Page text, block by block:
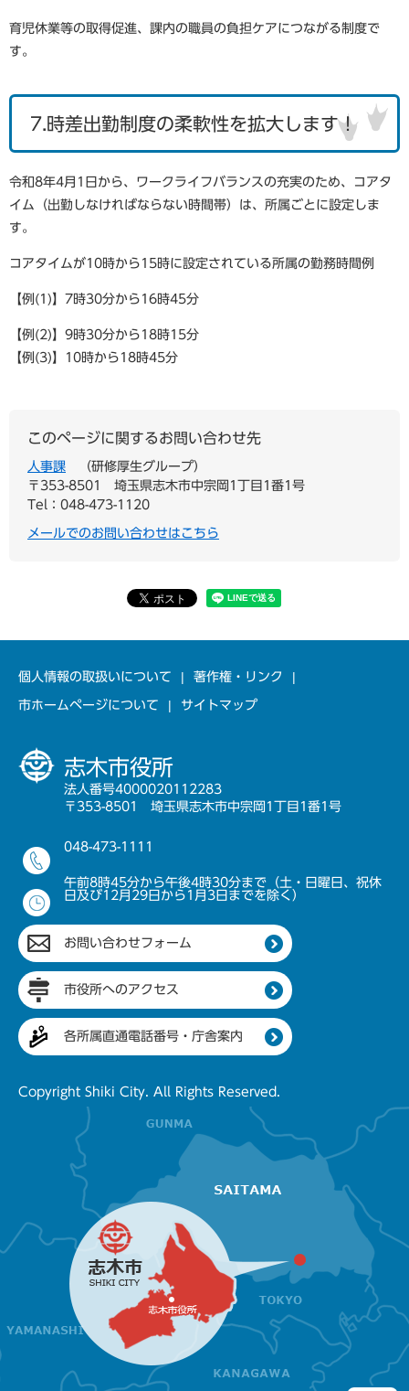
育児休業等の取得促進、課内の職員の負担ケアにつながる制度で
す。
7.時差出勤制度の柔軟性を拡大します！
令和8年4月1日から、ワークライフバランスの充実のため、コアタ
イム（出勤しなければならない時間帯）は、所属ごとに設定しま
す。
コアタイムが10時から15時に設定されている所属の勤務時間例
【例(1)】7時30分から16時45分
【例(2)】9時30分から18時15分
【例(3)】10時から18時45分
このページに関するお問い合わせ先
人事課
研修厚生グループ
〒353-8501
埼玉県志木市中宗岡1丁目1番1号
Tel：048-473-1120
メールでのお問い合わせはこちら
個人情報の取扱いについて 著作権・リンク
市ホームページについて サイトマップ
志木市役所
法人番号4000020112283
〒353-8501 埼玉県志木市中宗岡1丁目1番1号
048-473-1111
午前8時45分から午後4時30分まで（土・日曜日、祝休
日及び12月29日から1月3日までを除く）
お問い合わせフォーム
市役所へのアクセス
各所属直通電話番号・庁舎案内
Copyright Shiki City. All Rights Reserved.